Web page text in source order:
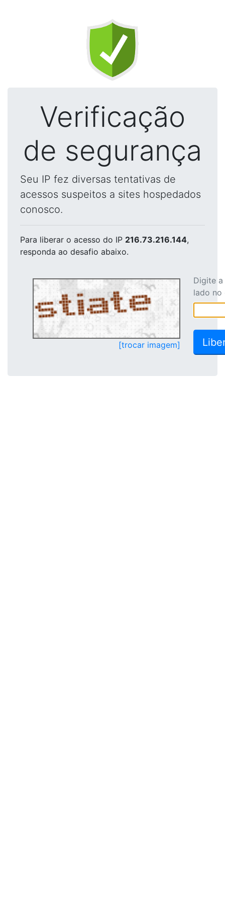
Verificação
de segurança
Seu IP fez diversas tentativas de
acessos suspeitos a sites hospedados
conosco.
Para liberar o acesso do IP 216.73.216.144,
responda ao desafio abaixo.
[trocar imagem]
Digite
lado no